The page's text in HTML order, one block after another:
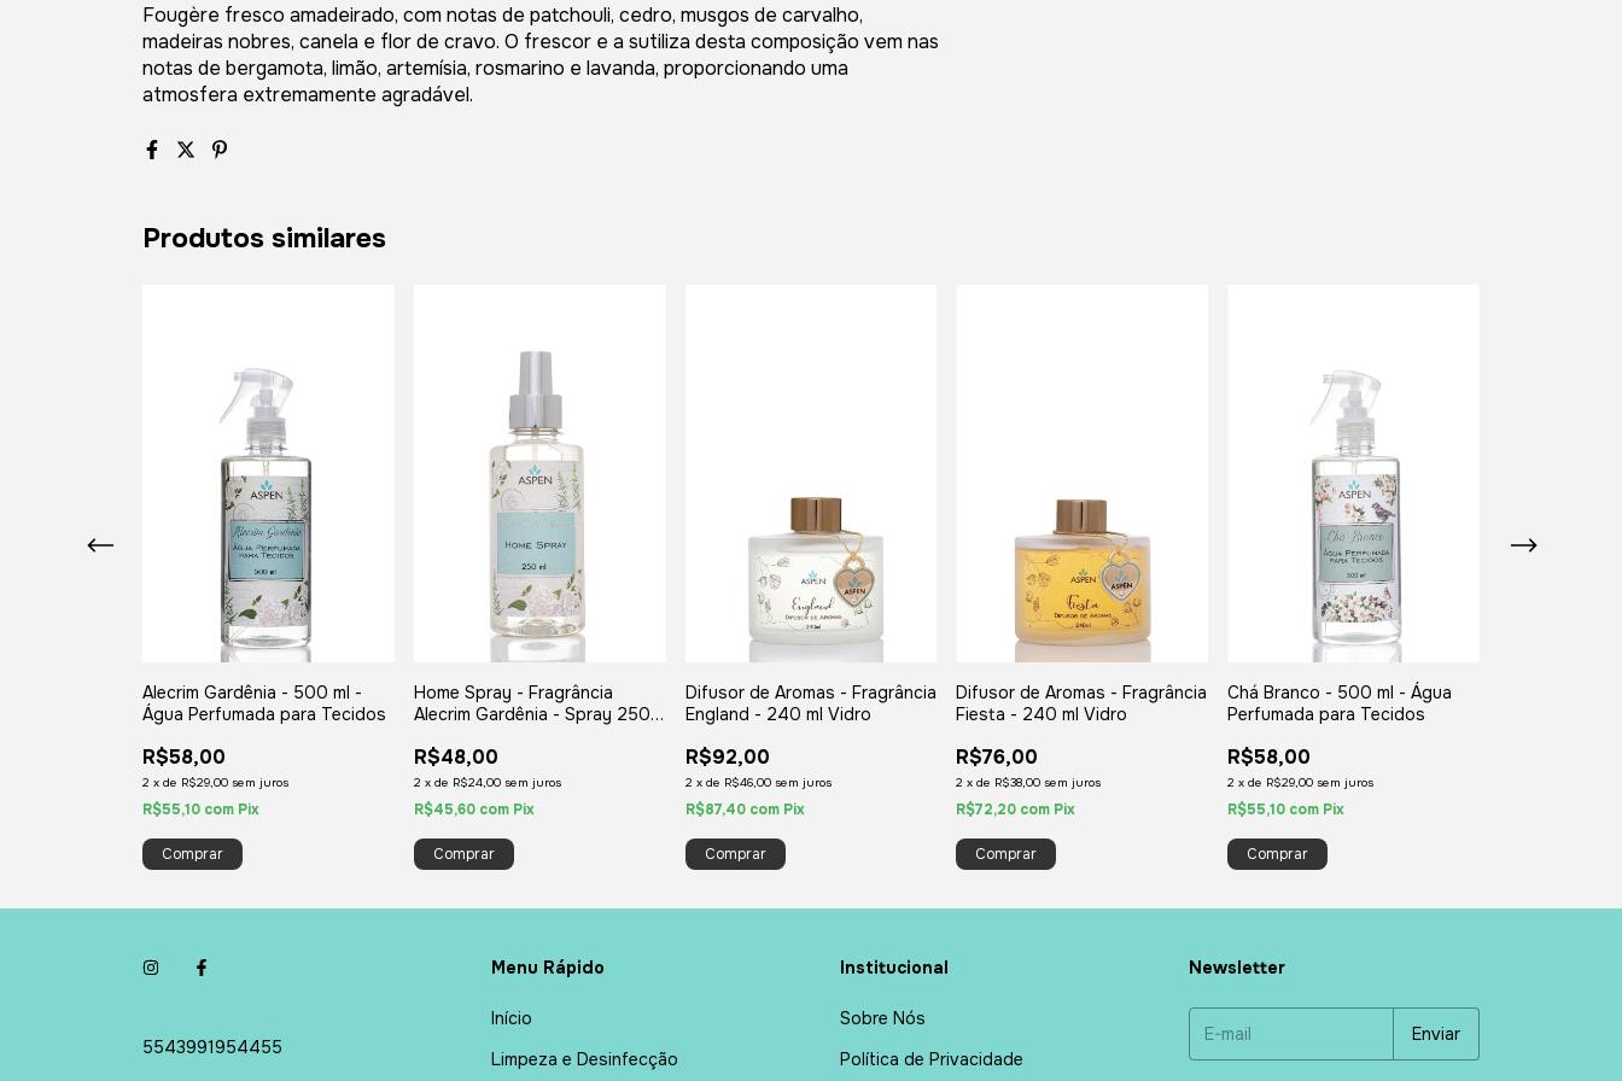
Fougère fresco amadeirado, com notas de patchouli, cedro, musgos de carvalho,
madeiras nobres, canela e flor de cravo. O frescor e a sutiliza desta composição vem nas
notas de bergamota, limão, artemísia, rosmarino e lavanda, proporcionando uma
atmosfera extremamente agradável.
Produtos similares
Alecrim Gardênia - 500 ml -
Água Perfumada para Tecidos
R$58,00
2 x de R$29,00 sem juros
R$55,10 com Pix
Home Spray - Fragrância
Alecrim Gardênia - Spray 250
R$48,00
2 x de R$24,00 sem juros
R$45,60 com Pix
Difusor de Aromas - Fragrância
England - 240 ml Vidro
R$92,00
2 x de R$46,00 sem juros
R$87,40 com Pix
Difusor de Aromas - Fragrância
Fiesta - 240 ml Vidro
R$76,00
2 xde R$38,00 sem juros
R$72,20 com Pix
Chá Branco - 500 ml - Água
Perfumada para Tecidos
R$58,00
2 xde R$29,00 sem juros
R$55,10 com Pix
5543991954455
Menu Rápido
Início
Limpeza e Desinfecção
Institucional
Sobre Nós
Política de Privacidade
Newsletter